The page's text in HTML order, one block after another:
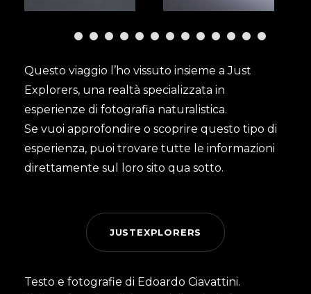
Questo viaggio l’ho vissuto insieme aJust
Explorers, una realtà specializzata in
esperienze di fotografia naturalistica.
Se vuoi approfondire o scoprire questo tipo di
esperienza, puoi trovare tutte le informazioni
direttamente sul loro sito qua sotto.
JUSTEXPLORERS
Testo e fotografie di Edoardo Ciavattini.